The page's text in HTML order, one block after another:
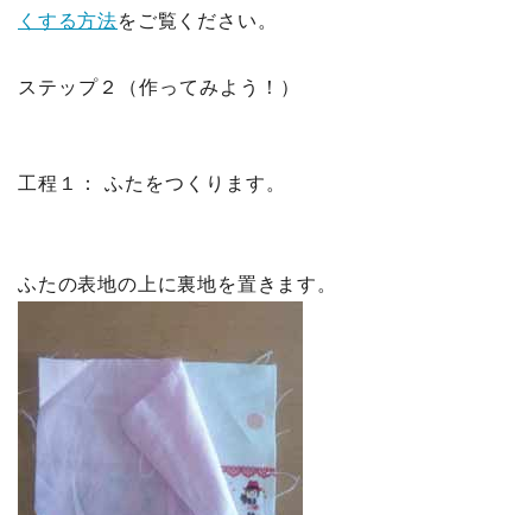
くする方法をご覧ください。
ステップ２（作ってみよう！）
工程１： ふたをつくります。
ふたの表地の上に裏地を置きます。